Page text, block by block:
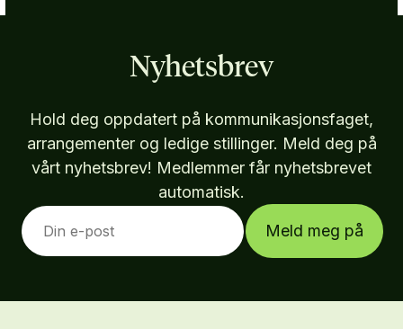
Nyhetsbrev
Hold deg oppdatert på kommunikasjonsfaget,
arrangementer og ledige stillinger. Meld deg på
vårt nyhetsbrev! Medlemmer får nyhetsbrevet
automatisk.
Meld meg på